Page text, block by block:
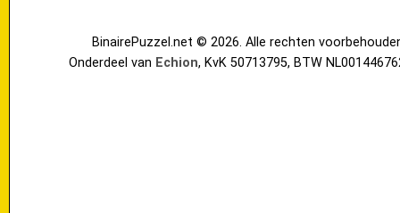
BinairePuzzel.net © 2026. Alle rechten
Onderdeel van Echion, KvK 50713795, BTW